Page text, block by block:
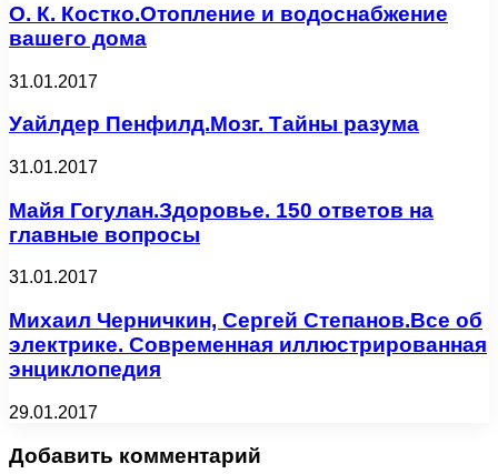
О. К. Костко.Отопление и водоснабжение
вашего дома
31.01.2017
Уайлдер Пенфилд.Мозг. Тайны разума
31.01.2017
Майя Гогулан.Здоровье. 150 ответов на
главные вопросы
31.01.2017
Михаил Черничкин, Сергей Степанов.Все об
электрике. Современная иллюстрированная
энциклопедия
29.01.2017
Добавить комментарий